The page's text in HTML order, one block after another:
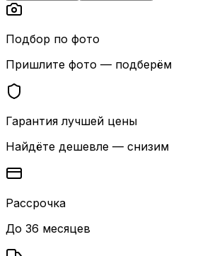
Подбор по фото
Пришлите фото — подберём
Гарантия лучшей цены
Найдёте дешевле — снизим
Рассрочка
До 36 месяцев